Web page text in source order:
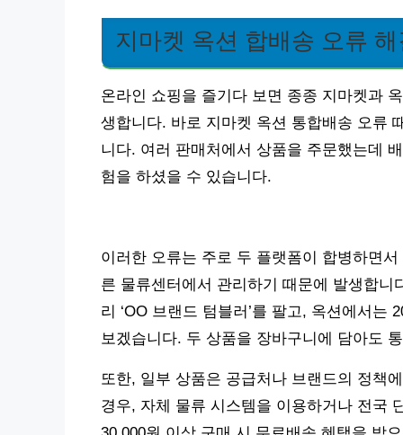
지마켓 옥션 합배송 오류
온라인 쇼핑을 즐기다 보면 종종 지마켓과
생합니다. 바로 지마켓 옥션 통합배송 오류
니다. 여러 판매처에서 상품을 주문했는데
험을 하셨을 수 있습니다.
이러한 오류는 주로 두 플랫폼이 합병하면
른 물류센터에서 관리하기 때문에 발생합
리 ‘OO 브랜드 텀블러’를 팔고, 옥션에서는
보겠습니다. 두 상품을 장바구니에 담아도
또한, 일부 상품은 공급처나 브랜드의 정책
경우, 자체 물류 시스템을 이용하거나 전국